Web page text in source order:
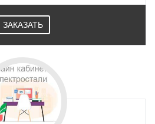
ЗАКАЗАТЬ